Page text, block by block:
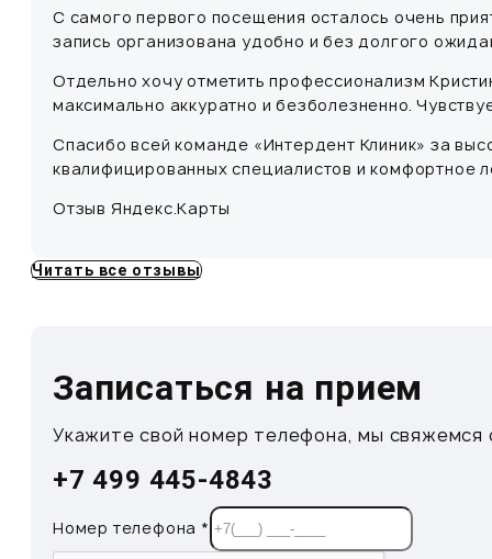
С самого первого посещения осталось очень
запись организована удобно и без долгого
Отдельно хочу отметить профессионализм
максимально аккуратно и безболезненно.
Спасибо всей команде «Интердент Клиник» за
квалифицированных специалистов и комфортное
Отзыв Яндекс.Карты
Читать все отзывы
Записаться на прием
Укажите свой номер телефона, мы свяжемся
+7 499 445-4843
Номер телефона *